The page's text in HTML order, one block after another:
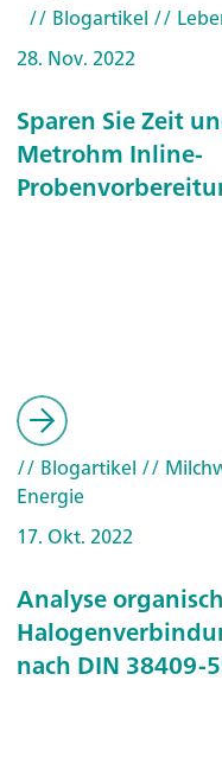
// Blogartikel //
28. Nov. 2022
Sparen Sie Zeit
Metrohm Inline-
// Blogartikel //
Energie
17. Okt. 2022
Analyse
nach DIN 38409-